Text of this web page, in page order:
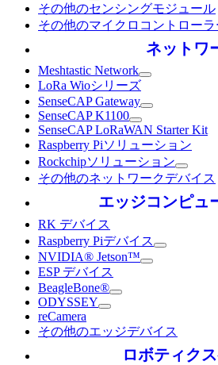
その他のセンシングモジュール
その他のマイクロコントローラ
ネットワ
Meshtastic Network
LoRa Wioシリーズ
SenseCAP Gateway
SenseCAP K1100
SenseCAP LoRaWAN Starter Kit
Raspberry Piソリューション
Rockchipソリューション
その他のネットワークデバイス
エッジコンピュ
RK デバイス
Raspberry Piデバイス
NVIDIA® Jetson™
ESP デバイス
BeagleBone®
ODYSSEY
reCamera
その他のエッジデバイス
ロボティク